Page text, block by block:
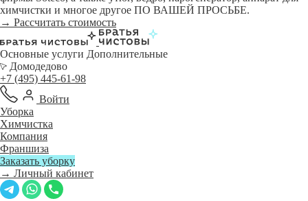
химчистки и многое другое ПО ВАШЕЙ ПРОСЬБЕ.
→ Рассчитать стоимость
Основные услуги Дополнительные
Домодедово
+7 (495) 445-61-98
Войти
Уборка
Химчистка
Компания
Франшиза
Заказать уборку
→ Личный кабинет